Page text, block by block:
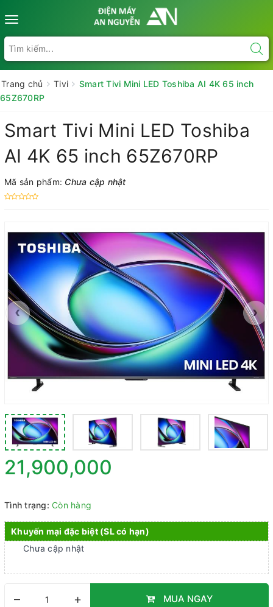
Toggle
Trang chủ Tivi
Smart Tivi Mini LED Toshiba AI 4K 65 inch
65Z670RP
Smart Tivi Mini LED Toshiba
AI 4K 65 inch 65Z670RP
Mã sản phẩm: Chưa cập nhật
‹ ›
21,900,000
Tình trạng: Còn hàng
Khuyến mại đặc biệt (SL có hạn)
Chưa cập nhật
– + MUA NGAY